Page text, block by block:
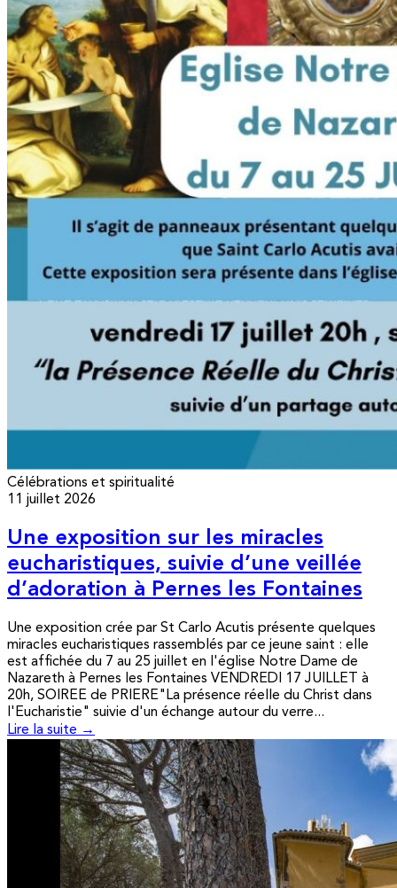
Célébrations et spiritualité
11 juillet 2026
Une exposition sur les miracles
eucharistiques, suivie d’une veillée
d’adoration à Pernes les Fontaines
Une exposition crée par St Carlo Acutis présente quelques
miracles eucharistiques rassemblés par ce jeune saint : elle
est affichée du 7 au 25 juillet en l'église Notre Dame de
Nazareth à Pernes les Fontaines VENDREDI 17 JUILLET à
20h, SOIREE de PRIERE"La présence réelle du Christ dans
l'Eucharistie" suivie d'un échange autour du verre...
Lire la suite →